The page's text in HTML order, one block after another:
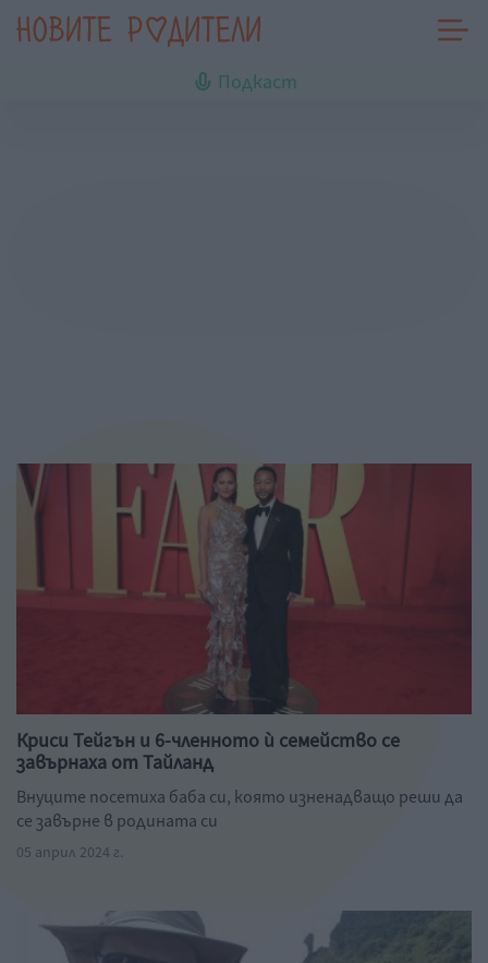
Подкаст
Криси Тейгън и 6-членното ѝ семейство се
завърнаха от Тайланд
Внуците посетиха баба си, която изненадващо реши да
се завърне в родината си
05 април 2024 г.